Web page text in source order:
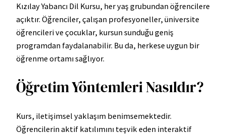
Kızılay Yabancı Dil Kursu, her yaş grubundan öğrencilere
açıktır. Öğrenciler, çalışan profesyoneller, üniversite
öğrencileri ve çocuklar, kursun sunduğu geniş
programdan faydalanabilir. Bu da, herkese uygun bir
öğrenme ortamı sağlıyor.
Öğretim Yöntemleri Nasıldır?
Kurs, iletişimsel yaklaşım benimsemektedir.
Öğrencilerin aktif katılımını teşvik eden interaktif